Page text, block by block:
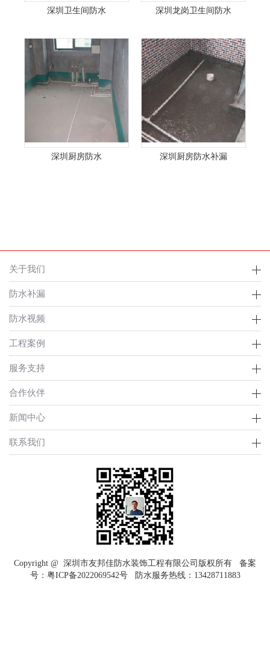
深圳卫生间防水 深圳龙岗卫生间防水
深圳厨房防水 深圳厨房防水补漏
关于我们
防水补漏
防水视频
工程案例
服务支持
合作伙伴
新闻中心
联系我们
Copyright @ 深圳市友邦佳防水装饰工程有限公司版权所有 备案
号： 粤ICP备2022069542号防水服务热线： 13428711883